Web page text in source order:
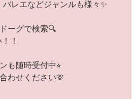
バレエなどジャンルも様々✨
ーグで検索🔍
！
も随時受付中⭐︎
わせください🫶